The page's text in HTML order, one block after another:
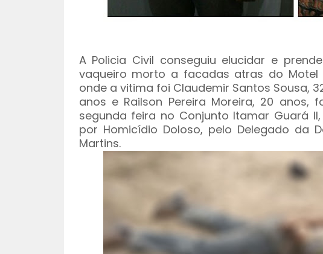
A Policia Civil conseguiu elucidar e
vaqueiro morto a facadas atras do Motel
onde a vitima foi Claudemir Santos Sousa,
anos e Railson Pereira Moreira, 20
segunda feira no Conjunto Itamar Guará
por Homicídio Doloso, pelo Delegado da
Martins.